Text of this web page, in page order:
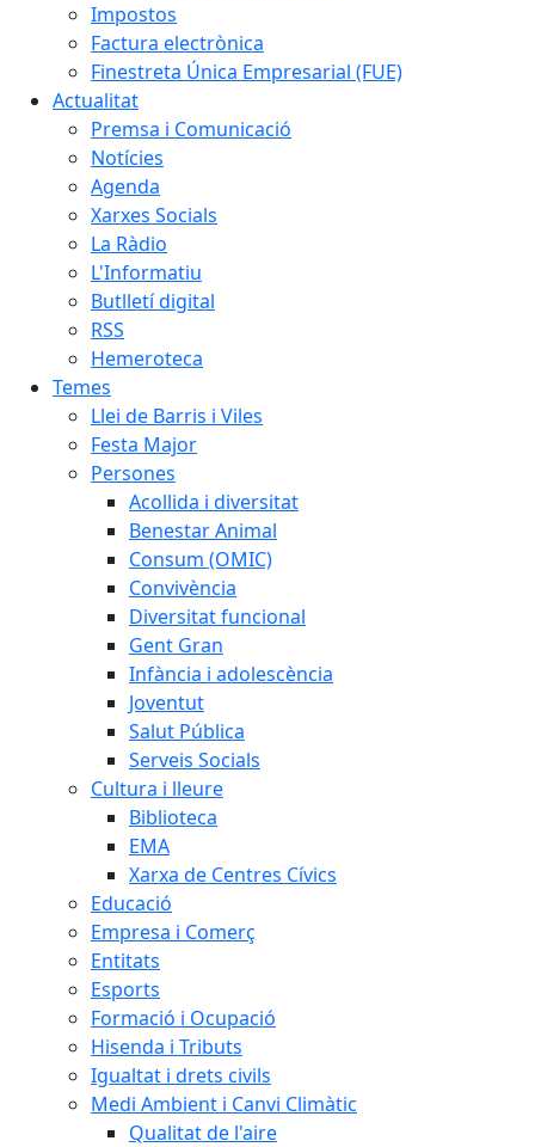
Impostos
Factura electrònica
Finestreta Única Empresarial (FUE)
Actualitat
Premsa i Comunicació
Notícies
Agenda
Xarxes Socials
La Ràdio
L'Informatiu
Butlletí digital
RSS
Hemeroteca
Temes
Llei de Barris i Viles
Festa Major
Persones
Acollida i diversitat
Benestar Animal
Consum (OMIC)
Convivència
Diversitat funcional
Gent Gran
Infància i adolescència
Joventut
Salut Pública
Serveis Socials
Cultura i lleure
Biblioteca
EMA
Xarxa de Centres Cívics
Educació
Empresa i Comerç
Entitats
Esports
Formació i Ocupació
Hisenda i Tributs
Igualtat i drets civils
Medi Ambient i Canvi Climàtic
Qualitat de l'aire